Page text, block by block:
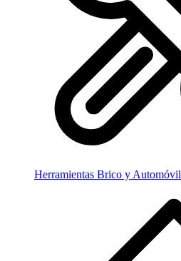
Herramientas Brico y Automóvil